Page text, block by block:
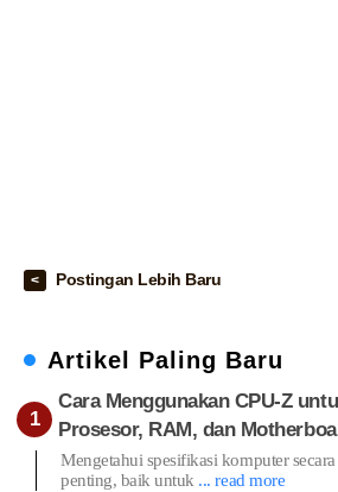
Postingan Lebih Baru
Artikel Paling Baru
Cara Menggunakan CPU-Z
Prosesor, RAM, dan
Mengetahui spesifikasi komputer
penting, baik untuk ... read more